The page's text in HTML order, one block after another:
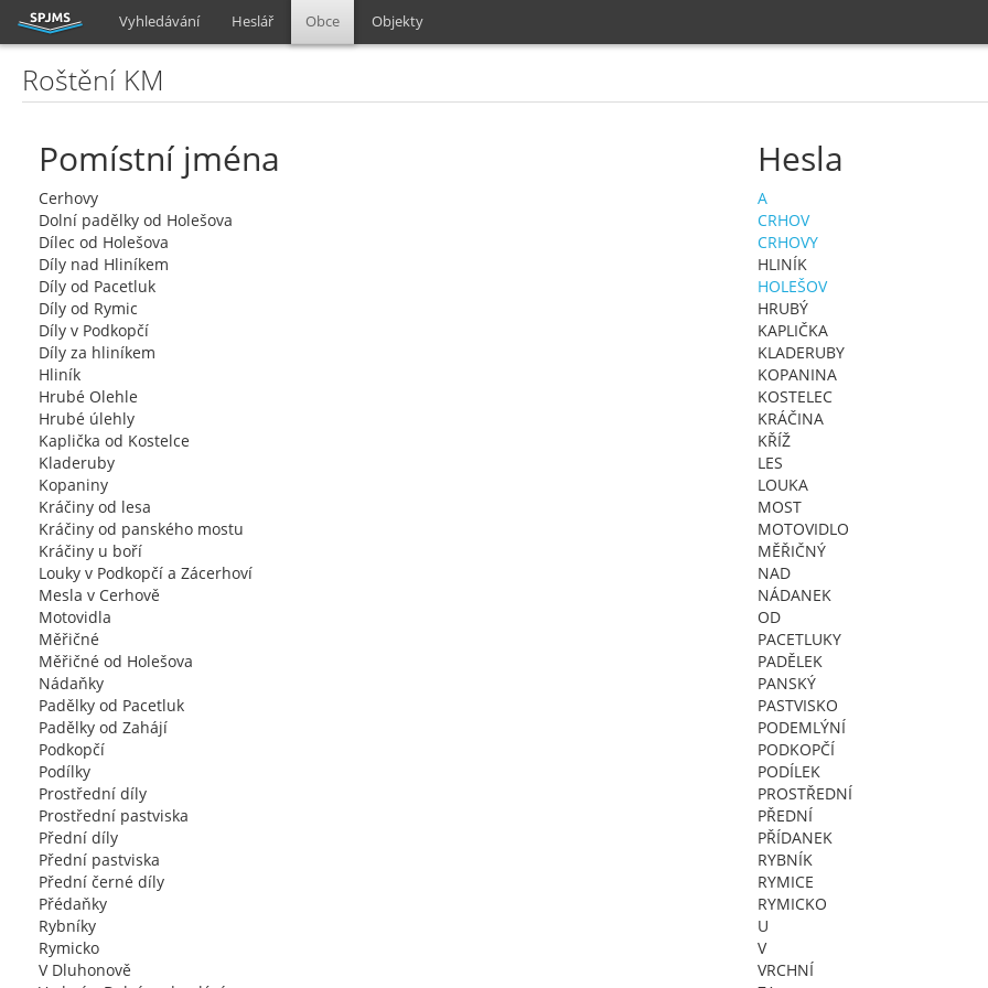
Vyhledávání Heslář Obce Objekty
Roštění KM
Pomístní jména
Cerhovy
Dolní padělky od Holešova
Dílec od Holešova
Díly nad Hliníkem
Díly od Pacetluk
Díly od Rymic
Díly v Podkopčí
Díly za hliníkem
Hliník
Hrubé Olehle
Hrubé úlehly
Kaplička od Kostelce
Kladeruby
Kopaniny
Kráčiny od lesa
Kráčiny od panského mostu
Kráčiny u boří
Louky v Podkopčí a Zácerhoví
Mesla v Cerhově
Motovidla
Měřičné
Měřičné od Holešova
Nádaňky
Padělky od Pacetluk
Padělky od Zahájí
Podkopčí
Podílky
Prostřední díly
Prostřední pastviska
Přední díly
Přední pastviska
Přední černé díly
Přédaňky
Rybníky
Rymicko
V Dluhonově
Hesla
A
CRHOV
CRHOVY
HLINÍK
HOLEŠOV
HRUBÝ
KAPLIČKA
KLADERUBY
KOPANINA
KOSTELEC
KRÁČINA
KŘÍŽ
LES
LOUKA
MOST
MOTOVIDLO
MĚŘIČNÝ
NAD
NÁDANEK
OD
PACETLUKY
PADĚLEK
PANSKÝ
PASTVISKO
PODEMLÝNÍ
PODKOPČÍ
PODÍLEK
PROSTŘEDNÍ
PŘEDNÍ
PŘÍDANEK
RYBNÍK
RYMICE
RYMICKO
U
V
VRCHNÍ